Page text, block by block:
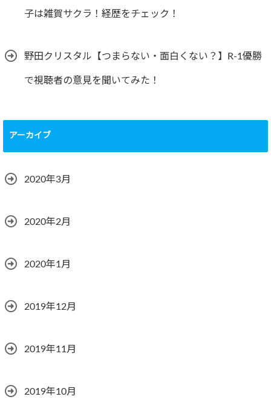
子は雑賀サクラ！経歴をチェック！
野田クリスタル【つまらない・面白くない？】R-1優勝
で視聴者の意見を聞いてみた！
アーカイブ
2020年3月
2020年2月
2020年1月
2019年12月
2019年11月
2019年10月